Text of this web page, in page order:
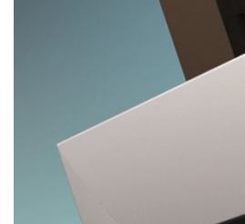
МОСКИТНЫЕ СЕТКИ
УСИЛЕННЫЕ